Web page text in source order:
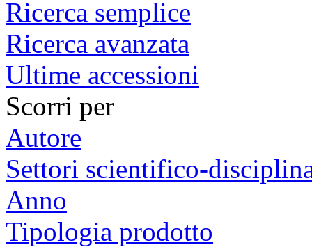
Ricerca semplice
Ricerca avanzata
Ultime accessioni
Scorri per
Autore
Settori scientifico-
Anno
Tipologia prodotto